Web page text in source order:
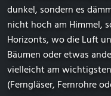
dunkel, sondern es
nicht hoch am Himmel,
Horizonts, wo die Luft
Bäumen oder etwas
vielleicht am
(Ferngläser, Fernrohre